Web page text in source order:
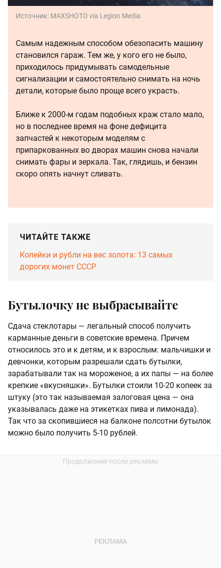
Источник: MAXSHOTO via Legion Media
Самым надежным способом обезопасить машину
становился гараж. Тем же, у кого его не было,
приходилось придумывать самодельные
сигнализации и самостоятельно снимать на ночь
детали, которые было проще всего украсть.
Ближе к 2000-м годам подобных краж стало мало,
но в последнее время на фоне дефицита
запчастей к некоторым моделям с
припаркованных во дворах машин снова начали
снимать фары и зеркала. Так, глядишь, и бензин
скоро опять начнут сливать.
ЧИТАЙТЕ ТАКЖЕ
Копейки и рубли на вес золота: 13 самых
дорогих монет СССР
Бутылочку не выбрасывайте
Сдача стеклотары — легальный способ получить
карманные деньги в советские времена. Причем
относилось это и к детям, и к взрослым: мальчишки и
девчонки, которым разрешали сдать бутылки,
зарабатывали так на мороженое, а их папы — на более
крепкие «вкусняшки». Бутылки стоили 10-20 копеек за
штуку (это так называемая залоговая цена — она
указывалась даже на этикетках пива и лимонада).
Так что за скопившиеся на балконе полсотни бутылок
можно было получить 5-10 рублей.